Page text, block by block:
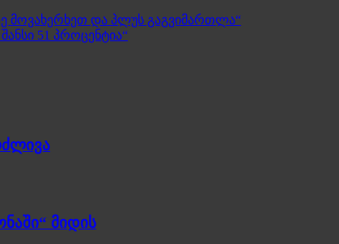
მოვახერხეთ და პლუს გაგვიმართლა“
51 პროცენტია“
მიდის